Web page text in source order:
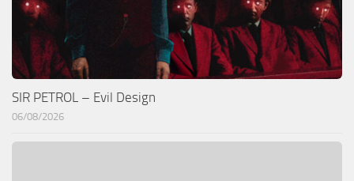
SIR PETROL – Evil Design
06/08/2026